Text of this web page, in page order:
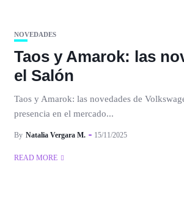
NOVEDADES
Taos y Amarok: las
el Salón
Taos y Amarok: las novedades de
presencia en el mercado...
By Natalia Vergara M. 15/11/2025
READ MORE